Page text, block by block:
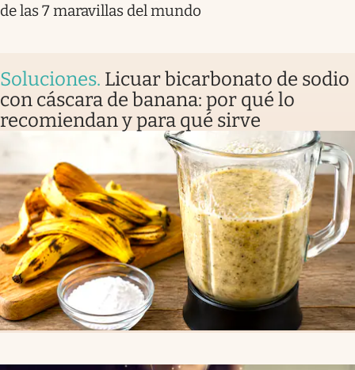
de las 7 maravillas del mundo
Soluciones. Licuar bicarbonato de sodio
con cáscara de banana: por qué lo
recomiendan y para qué sirve